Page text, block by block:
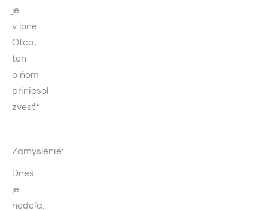
je
v lone
Otca,
ten
o ňom
priniesol
zvesť.“
Zamyslenie:
Dnes
je
nedeľa.